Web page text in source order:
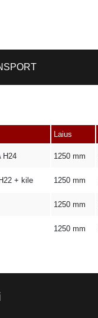
Laius
H24 1250 mm
+ kile 1250 mm
1250 mm
1250 mm